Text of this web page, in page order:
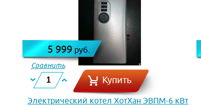
5 999 руб.
Сравнить
Купить
Электрический котел ХотХан ЭВПМ-6 кВт